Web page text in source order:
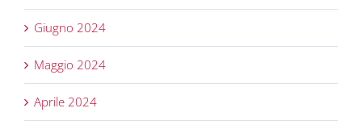
Giugno 2024
Maggio 2024
Aprile 2024